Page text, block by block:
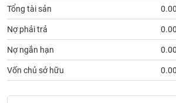
Tổng tài sản 0.00
Nợ phải trả 0.00
Nợ ngắn hạn 0.00
Vốn chủ sở hữu 0.00
Sách
tài
chính